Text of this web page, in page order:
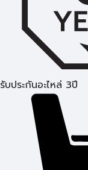
รับประกันอะไหล่ 3ปี